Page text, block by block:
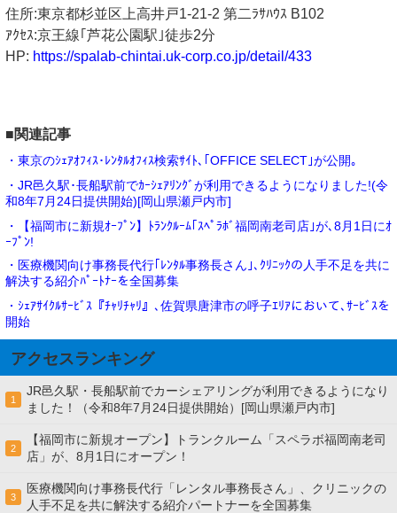
住所:東京都杉並区上高井戸1-21-2 第二ﾗｻﾊｳｽ B102
ｱｸｾｽ:京王線｢芦花公園駅｣徒歩2分
HP: https://spalab-chintai.uk-corp.co.jp/detail/433
■関連記事
・東京のｼｪｱｵﾌｨｽ･ﾚﾝﾀﾙｵﾌｨｽ検索ｻｲﾄ､｢OFFICE SELECT｣が公開｡
・JR邑久駅･長船駅前でｶｰｼｪｱﾘﾝｸﾞが利用できるようになりました!(令
和8年7月24日提供開始)[岡山県瀬戸内市]
・【福岡市に新規ｵｰﾌﾟﾝ】ﾄﾗﾝｸﾙｰﾑ｢ｽﾍﾟﾗﾎﾞ福岡南老司店｣が､8月1日にｵ
ｰﾌﾟﾝ!
・医療機関向け事務長代行｢ﾚﾝﾀﾙ事務長さん｣､ｸﾘﾆｯｸの人手不足を共に
解決する紹介ﾊﾟｰﾄﾅｰを全国募集
・ｼｪｱｻｲｸﾙｻｰﾋﾞｽ『ﾁｬﾘﾁｬﾘ』､佐賀県唐津市の呼子ｴﾘｱにおいて､ｻｰﾋﾞｽを
開始
アクセスランキング
1
JR邑久駅・長船駅前でカーシェアリングが利用できるようになり
ました！（令和8年7月24日提供開始）[岡山県瀬戸内市]
2
【福岡市に新規オープン】トランクルーム「スペラボ福岡南老司
店」が、8月1日にオープン！
3
医療機関向け事務長代行「レンタル事務長さん」、クリニックの
人手不足を共に解決する紹介パートナーを全国募集